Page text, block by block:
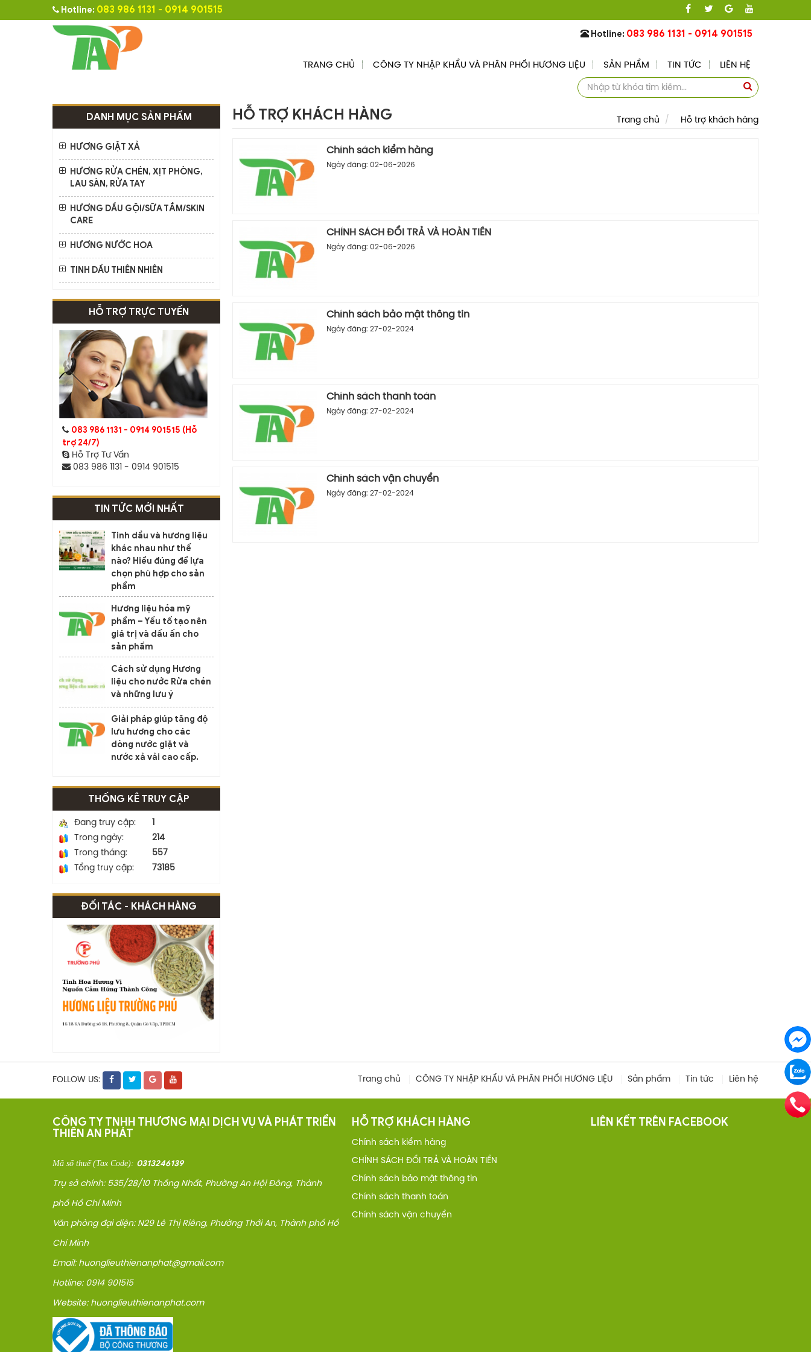
Hotline: 083 986 1131 - 0914 901515
Hotline: 083 986 1131 - 0914 901515
TRANG CHỦ CÔNG TY NHẬP KHẨU VÀ PHÂN PHỐI HƯƠNG LIỆU SẢN PHẨM TIN TỨC LIÊN HỆ
DANH MỤC SẢN PHẨM
HƯƠNG GIẶT XẢ
HƯƠNG RỬA CHÉN, XỊT PHÒNG,
LAU SÀN, RỬA TAY
HƯƠNG DẦU GỘI/SỮA TẮM/SKIN
CARE
HƯƠNG NƯỚC HOA
TINH DẦU THIÊN NHIÊN
HỖ TRỢ TRỰC TUYẾN
083 986 1131 - 0914 901515 (Hỗ
trợ 24/7)
Hỗ Trợ Tư Vấn
083 986 1131 - 0914 901515
TIN TỨC MỚI NHẤT
Tinh dầu và hương liệu
khác nhau như thế
nào? Hiểu đúng để lựa
chọn phù hợp cho sản
phẩm
Hương liệu hóa mỹ
phẩm – Yếu tố tạo nên
giá trị và dấu ấn cho
sản phẩm
Cách sử dụng Hương
liệu cho nước Rửa chén
và những lưu ý
Giải pháp giúp tăng độ
lưu hương cho các
dòng nước giặt và
nước xả vải cao cấp.
THỐNG KÊ TRUY CẬP
Đang truy cập:
1
Trong ngày:
214
Trong tháng:
557
Tổng truy cập:
73185
ĐỐI TÁC - KHÁCH HÀNG
HỖ TRỢ KHÁCH HÀNG Trang chủ Hỗ trợ khách hàng
Chính sách kiểm hàng
Ngày đăng: 02-06-2026
CHÍNH SÁCH ĐỔI TRẢ VÀ HOÀN TIỀN
Ngày đăng: 02-06-2026
Chính sách bảo mật thông tin
Ngày đăng: 27-02-2024
Chính sách thanh toán
Ngày đăng: 27-02-2024
Chính sách vận chuyển
Ngày đăng: 27-02-2024
FOLLOW US: Trang chủ CÔNG TY NHẬP KHẨU VÀ PHÂN PHỐI HƯƠNG LIỆU Sản phẩm Tin tức Liên hệ
CÔNG TY TNHH THƯƠNG MẠI DỊCH VỤ VÀ PHÁT TRIỂN
THIÊN AN PHÁT
Mã số thuế(Tax Code): 0313246139
Trụ sở chính: 535/28/10 Thống Nhất, Phường An Hội Đông, Thành
phố Hồ Chí Minh
Văn phòng đại diện: N29 Lê Thị Riêng, Phường Thới An, Thành phố Hồ
Chí Minh
Email: huonglieuthienanphat@gmail.com
Hotline: 0914 901515
Website: huonglieuthienanphat.com
HỖ TRỢ KHÁCH HÀNG
Chính sách kiểm hàng
CHÍNH SÁCH ĐỔI TRẢ VÀ HOÀN TIỀN
Chính sách bảo mật thông tin
Chính sách thanh toán
Chính sách vận chuyển
LIÊN KẾT TRÊN FACEBOOK